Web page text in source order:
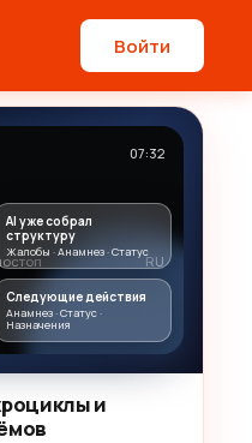
Войти
07:32
RU
AI уже собрал
структуру
Жалобы · Анамнез · Статус
Следующие действия
Анамнез · Статус ·
Назначения
и